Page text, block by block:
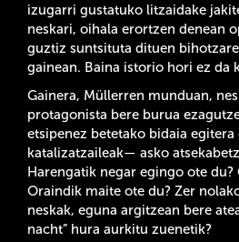
izugarri gustatuko litzaidake
neskari, oihala erortzen denean
guztiz suntsituta dituen
gainean. Baina istorio hori ez da
Gainera, Müllerren munduan,
protagonista bere burua
etsipenez betetako bidaia egitera
katalizatzaileak— asko
Harengatik negar egingo ote
Oraindik maite ote du? Zer
neskak, eguna argitzean bere
nacht” hura aurkitu zuenetik?